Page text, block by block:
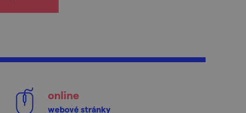
online
webové stránky